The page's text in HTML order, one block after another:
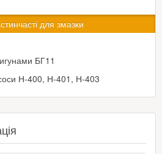
для змазки
БГ11
Н-400, Н-401, Н-403